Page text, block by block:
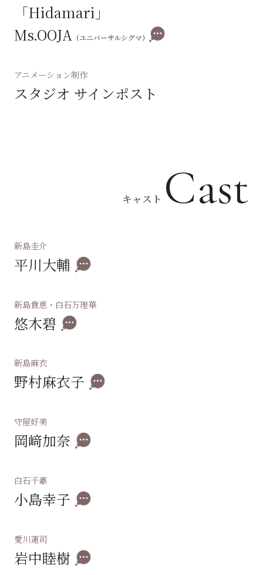
「Hidamari」
Ms.OOJA （ユニバーサルシグマ）
アニメーション制作
スタジオ サインポスト
キャスト Cast
新島圭介
平川大輔
新島貴恵・白石万理華
悠木碧
新島麻衣
野村麻衣子
守屋好美
岡﨑加奈
白石千嘉
小島幸子
愛川蓮司
岩中睦樹